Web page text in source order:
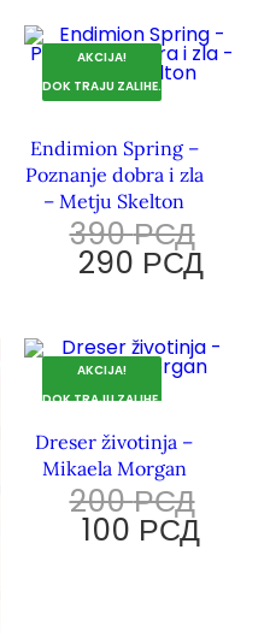
AKCIJA!
DOK TRAJU ZALIHE.
Endimion Spring –
Poznanje dobra i zla
– Metju Skelton
390РСД
290 РСД
AKCIJA!
DOK TRAJU ZALIHE.
Dreser životinja –
Mikaela Morgan
200РСД
100 РСД